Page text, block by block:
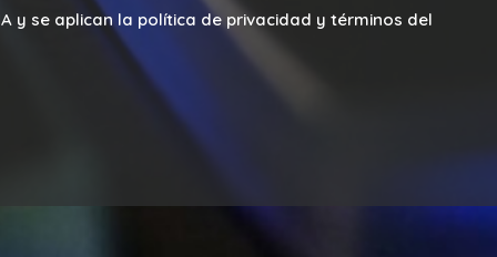
y se aplican la política de privacidad y términos del